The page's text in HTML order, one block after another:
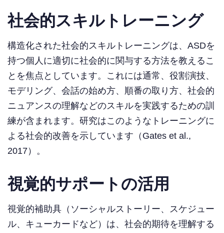
社会的スキルトレーニング
構造化された社会的スキルトレーニングは、ASDを
持つ個人に適切に社会的に関与する方法を教えるこ
とを焦点としています。これには通常、役割演技、
モデリング、会話の始め方、順番の取り方、社会的
ニュアンスの理解などのスキルを実践するための訓
練が含まれます。研究はこのようなトレーニングに
よる社会的改善を示しています（Gates et al.,
2017）。
視覚的サポートの活用
視覚的補助具（ソーシャルストーリー、スケジュー
ル、キューカードなど）は、社会的期待を理解する